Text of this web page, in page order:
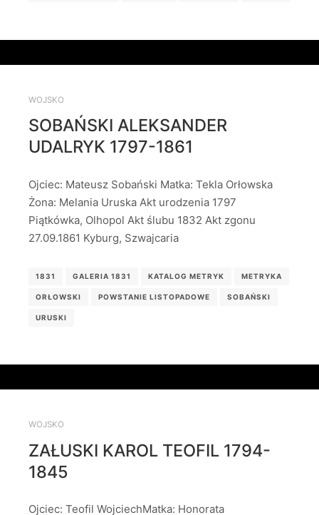
WOJSKO
SOBAŃSKI ALEKSANDER
UDALRYK 1797-1861
Ojciec: Mateusz Sobański Matka: Tekla Orłowska
Żona: Melania Uruska Akt urodzenia 1797
Piątkówka, Olhopol Akt ślubu 1832 Akt zgonu
27.09.1861 Kyburg, Szwajcaria
1831 GALERIA 1831 KATALOG METRYK METRYKA
ORŁOWSKI POWSTANIE LISTOPADOWE SOBAŃSKI
URUSKI
WOJSKO
ZAŁUSKI KAROL TEOFIL 1794-
1845
Ojciec: Teofil WojciechMatka: Honorata